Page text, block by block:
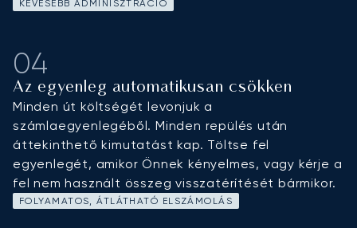
KEVESEBB ADMINISZTRÁCIÓ
04
Az egyenleg automatikusan csökken
Minden út költségét levonjuk a
számlaegyenlegéből. Minden repülés után
áttekinthető kimutatást kap. Töltse fel
egyenlegét, amikor Önnek kényelmes, vagy kérje a
fel nem használt összeg visszatérítését bármikor.
FOLYAMATOS, ÁTLÁTHATÓ ELSZÁMOLÁS